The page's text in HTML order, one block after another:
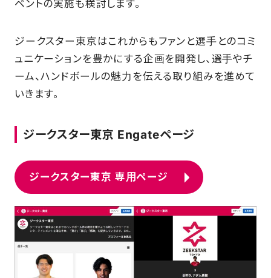
ベントの実施も検討します。
ジークスター東京はこれからもファンと選手とのコミ
ュニケーションを豊かにする企画を開発し、選手やチ
ーム、ハンドボールの魅力を伝える取り組みを進めて
いきます。
ジークスター東京 Engateページ
ジークスター東京 専用ページ